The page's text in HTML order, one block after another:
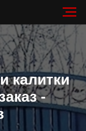
калитки
-